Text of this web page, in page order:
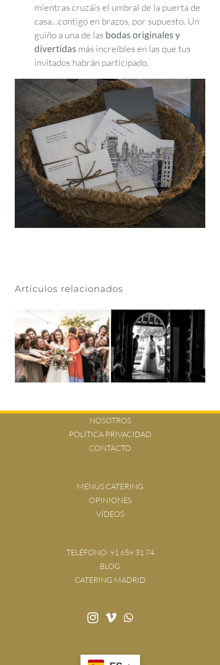
mientras cruzáis el umbral de la puerta de
casa…contigo en brazos, por supuesto. Un
guiño a una de las bodas originales y
divertidas más increíbles en las que tus
invitados habrán participado.
Artículos relacionados
Cómo vestirse
para una boda
en una finca
Consejos para
ahorrar en la
de una boda
NOSOTROS
POLÍTICA PRIVACIDAD
CONTACTO
MENÚS CATERING
OPINIONES
VÍDEOS
TELÉFONO: 91 659 31 74
BLOG
CATERING MADRID